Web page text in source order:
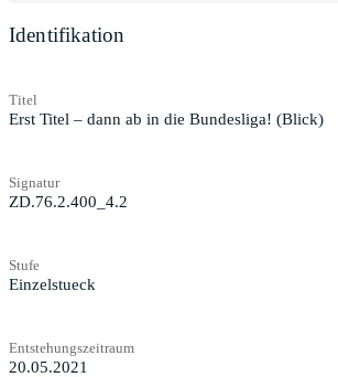
Identifikation
Titel
Erst Titel – dann ab in die Bundesliga! (Blick)
Signatur
ZD.76.2.400_4.2
Stufe
Einzelstueck
Entstehungszeitraum
20.05.2021